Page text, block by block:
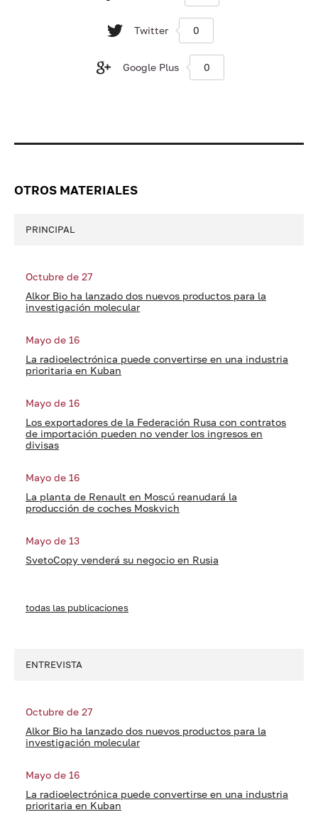
Twitter 0
Google Plus 0
OTROS MATERIALES
PRINCIPAL
Octubre de 27
Alkor Bio ha lanzado dos nuevos productos para la
investigación molecular
Mayo de 16
La radioelectrónica puede convertirse en una industria
prioritaria en Kuban
Mayo de 16
Los exportadores de la Federación Rusa con contratos
de importación pueden no vender los ingresos en
divisas
Mayo de 16
La planta de Renault en Moscú reanudará la
producción de coches Moskvich
Mayo de 13
SvetoCopy venderá su negocio en Rusia
todas las publicaciones
ENTREVISTA
Octubre de 27
Alkor Bio ha lanzado dos nuevos productos para la
investigación molecular
Mayo de 16
La radioelectrónica puede convertirse en una industria
prioritaria en Kuban